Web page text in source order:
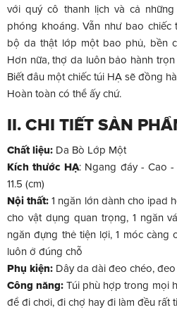
với quý cô thanh lịch và cả
phóng khoáng. Vẫn như bao chiếc
bộ da thật lớp một bao phủ, bền
Hơn nữa, thợ da luôn bảo hành
Biết đâu một chiếc túi HẠ sẽ đồng
Hoàn toàn có thể ấy chứ.
II. CHI TIẾT SẢN
Chất liệu: Da Bò Lớp Một
Kích thước HẠ: Ngang đáy - Cao
11.5 (cm)
Nội thất: 1 ngăn lớn dành cho ipad
cho vật dụng quan trọng, 1 ngăn
ngăn đựng thẻ tiện lợi, 1 móc càng
luôn ở đúng chỗ
Phụ kiện: Dây da dài đeo chéo,
Công năng: Túi phù hợp trong mọi
để đi chơi, đi chợ hay đi làm đều rất